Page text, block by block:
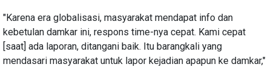
"Karena era globalisasi, masyarakat mendapat info dan
kebetulan damkar ini, respons time-nya cepat. Kami cepat
[saat] ada laporan, ditangani baik. Itu barangkali yang
mendasari masyarakat untuk lapor kejadian apapun ke damkar,"